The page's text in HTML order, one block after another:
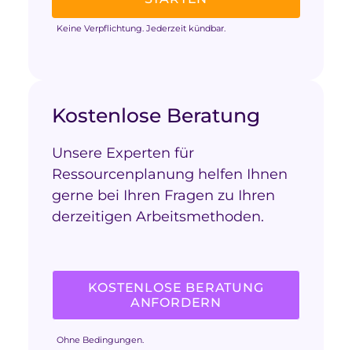
Keine Verpflichtung. Jederzeit kündbar.
Kostenlose Beratung
Unsere Experten für
Ressourcenplanung helfen Ihnen
gerne bei Ihren Fragen zu Ihren
derzeitigen Arbeitsmethoden.
KOSTENLOSE BERATUNG
ANFORDERN
Ohne Bedingungen.